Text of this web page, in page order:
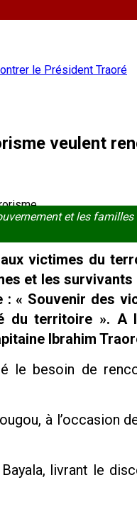
le Président Traoré
veulent
et les
victimes du
et les
: « Souvenir
du territoire ».
Ibrahim
besoin de
à
livrant le